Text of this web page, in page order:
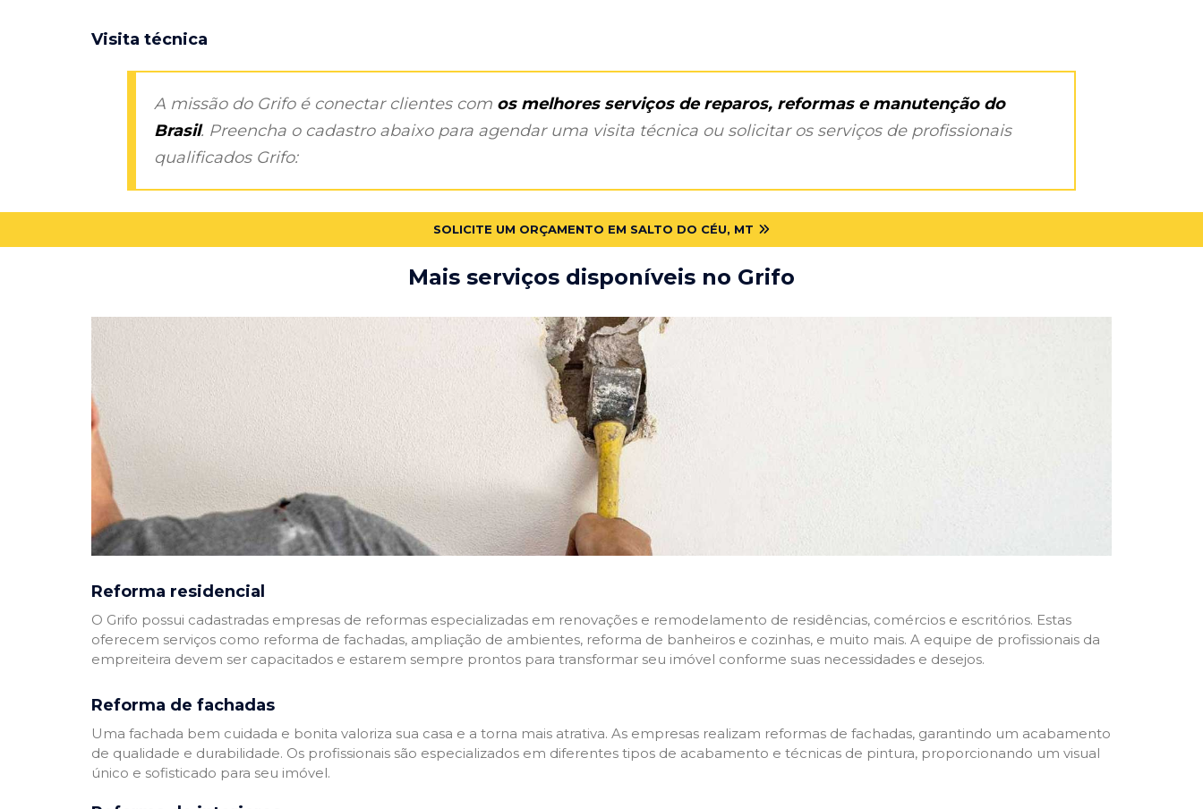
Visita técnica
A missão do Grifo é conectar clientes com os melhores serviços de reparos, reformas e manutenção do
Brasil. Preencha o cadastro abaixo para agendar uma visita técnica ou solicitar os serviços de profissionais
qualificados Grifo:
SOLICITE UM ORÇAMENTO EM SALTO DO CÉU, MT
Mais serviços disponíveis no Grifo
Reforma residencial
O Grifo possui cadastradas empresas de reformas especializadas em renovações e remodelamento de residências, comércios e escritórios. Estas
oferecem serviços como reforma de fachadas, ampliação de ambientes, reforma de banheiros e cozinhas, e muito mais. A equipe de profissionais da
empreiteira devem ser capacitados e estarem sempre prontos para transformar seu imóvel conforme suas necessidades e desejos.
Reforma de fachadas
Uma fachada bem cuidada e bonita valoriza sua casa e a torna mais atrativa. As empresas realizam reformas de fachadas, garantindo um acabamento
de qualidade e durabilidade. Os profissionais são especializados em diferentes tipos de acabamento e técnicas de pintura, proporcionando um visual
único e sofisticado para seu imóvel.